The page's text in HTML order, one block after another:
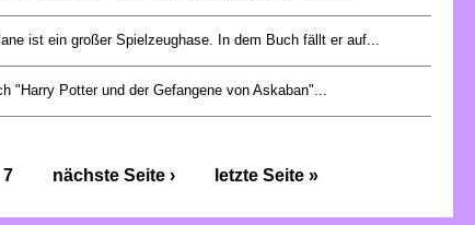
ist ein großer Spielzeughase. In dem Buch fällt er auf...
"Harry Potter und der Gefangene von Askaban"...
7 nächste Seite › letzte Seite »